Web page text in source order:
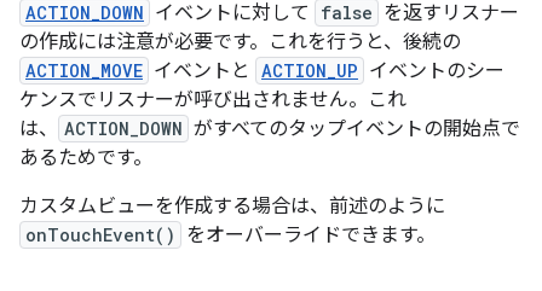
ACTION_DOWN イベントに対して false を返すリスナー
の作成には注意が必要です。これを行うと、後続の
ACTION_MOVE イベントと ACTION_UP イベントのシー
ケンスでリスナーが呼び出されません。これ
は、
ACTION_DOWN がすべてのタップイベントの開始点で
あるためです。
カスタムビューを作成する場合は、前述のように
onTouchEvent() をオーバーライドできます。